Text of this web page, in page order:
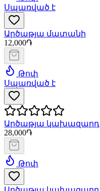
Սպառված է
Արծաթյա մատանի
12,000֏
Թոփ
Սպառված է
Արծաթյա կախազարդ
28,000֏
Թոփ